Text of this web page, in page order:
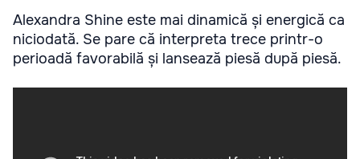
Alexandra Shine este mai dinamică și energică ca
niciodată. Se pare că interpreta trece printr-o
perioadă favorabilă și lansează piesă după piesă.